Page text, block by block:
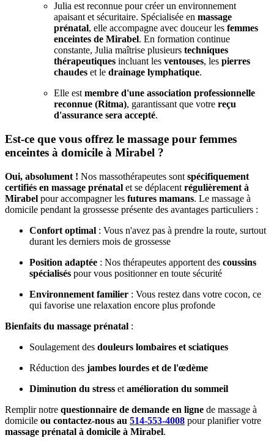
Julia est reconnue pour créer un environnement
apaisant et sécuritaire. Spécialisée en massage
prénatal, elle accompagne avec douceur les femmes
enceintes de Mirabel. En formation continue
constante, Julia maîtrise plusieurs techniques
thérapeutiques incluant les ventouses, les pierres
chaudes et le drainage lymphatique.
Elle est membre d'une association professionnelle
reconnue (Ritma), garantissant que votre reçu
d'assurance sera accepté.
Est-ce que vous offrez le massage pour femmes
enceintes à domicile à Mirabel ?
Oui, absolument ! Nos massothérapeutes sont spécifiquement
certifiés en massage prénatal et se déplacent régulièrement à
Mirabel pour accompagner les futures mamans. Le massage à
domicile pendant la grossesse présente des avantages particuliers :
Confort optimal : Vous n'avez pas à prendre la route, surtout
durant les derniers mois de grossesse
Position adaptée : Nos thérapeutes apportent des coussins
spécialisés pour vous positionner en toute sécurité
Environnement familier : Vous restez dans votre cocon, ce
qui favorise une relaxation encore plus profonde
Bienfaits du massage prénatal :
Soulagement des douleurs lombaires et sciatiques
Réduction des jambes lourdes et de l'œdème
Diminution du stress et amélioration du sommeil
Remplir notre questionnaire de demande en ligne de massage à
domicile ou contactez-nous au 514-553-4008 pour planifier votre
massage prénatal à domicile à Mirabel.